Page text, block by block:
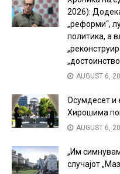
2026):
„реформи“,
политика, а
AUGUST 6,
Осумдесет и
Хирошима
AUGUST 6,
„Им
случајот